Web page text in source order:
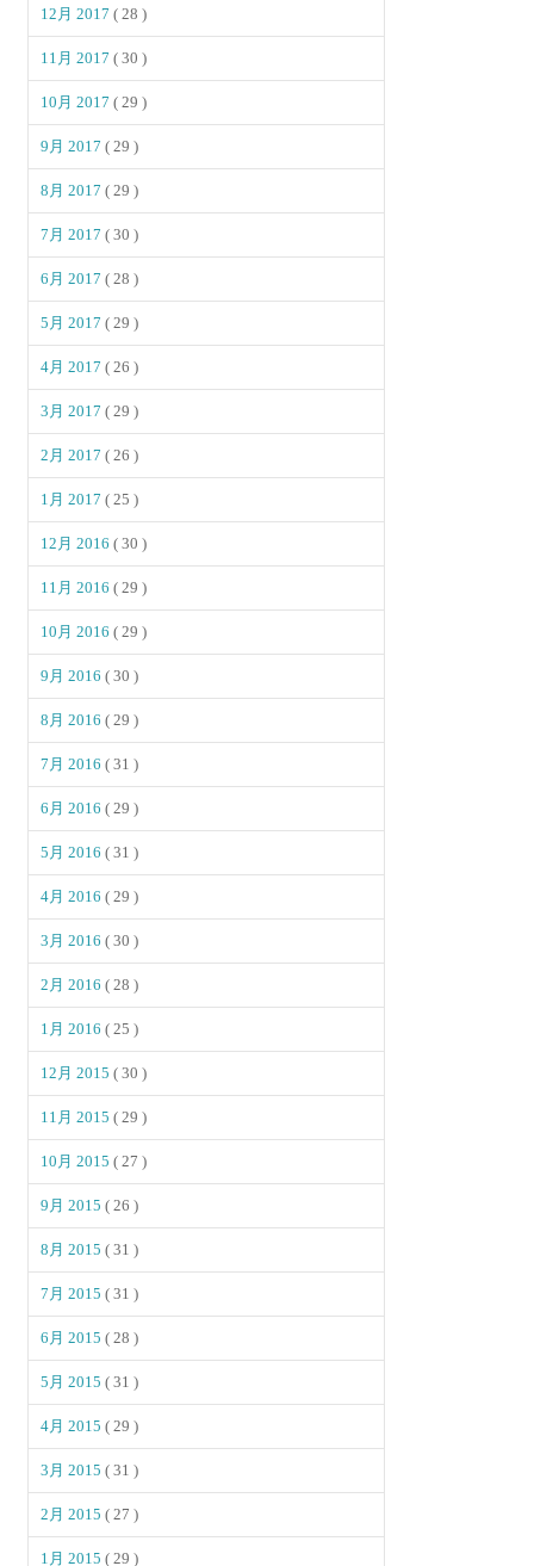
12月 2017( 28 )
11月 2017( 30 )
10月 2017( 29 )
9月 2017( 29 )
8月 2017( 29 )
7月 2017( 30 )
6月 2017( 28 )
5月 2017( 29 )
4月 2017( 26 )
3月 2017( 29 )
2月 2017( 26 )
1月 2017( 25 )
12月 2016( 30 )
11月 2016( 29 )
10月 2016( 29 )
9月 2016( 30 )
8月 2016( 29 )
7月 2016( 31 )
6月 2016( 29 )
5月 2016( 31 )
4月 2016( 29 )
3月 2016( 30 )
2月 2016( 28 )
1月 2016( 25 )
12月 2015( 30 )
11月 2015( 29 )
10月 2015( 27 )
9月 2015( 26 )
8月 2015( 31 )
7月 2015( 31 )
6月 2015( 28 )
5月 2015( 31 )
4月 2015( 29 )
3月 2015( 31 )
2月 2015( 27 )
1月 2015( 29 )